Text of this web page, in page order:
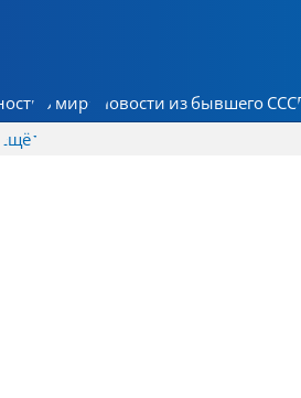
В мире Новости из бывшего СССР
Ещё